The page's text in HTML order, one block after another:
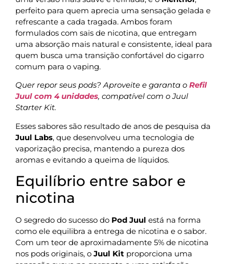
perfeito para quem aprecia uma sensação gelada e
refrescante a cada tragada. Ambos foram
formulados com sais de nicotina, que entregam
uma absorção mais natural e consistente, ideal para
quem busca uma transição confortável do cigarro
comum para o vaping.
Quer repor seus pods? Aproveite e garanta o Refil
Juul com 4 unidades, compatível com o Juul
Starter Kit.
Esses sabores são resultado de anos de pesquisa da
Juul Labs, que desenvolveu uma tecnologia de
vaporização precisa, mantendo a pureza dos
aromas e evitando a queima de líquidos.
Equilíbrio entre sabor e
nicotina
O segredo do sucesso do Pod Juul está na forma
como ele equilibra a entrega de nicotina e o sabor.
Com um teor de aproximadamente 5% de nicotina
nos pods originais, o Juul Kit proporciona uma